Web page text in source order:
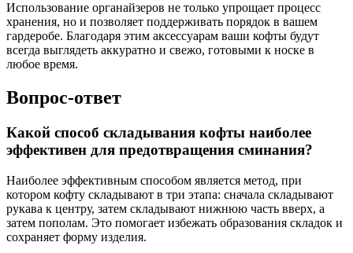
Использование органайзеров не только упрощает процесс
хранения, но и позволяет поддерживать порядок в вашем
гардеробе. Благодаря этим аксессуарам ваши кофты будут
всегда выглядеть аккуратно и свежо, готовыми к носке в
любое время.
Вопрос-ответ
Какой способ складывания кофты наиболее
эффективен для предотвращения сминания?
Наиболее эффективным способом является метод, при
котором кофту складывают в три этапа: сначала складывают
рукава к центру, затем складывают нижнюю часть вверх, а
затем пополам. Это помогает избежать образования складок и
сохраняет форму изделия.